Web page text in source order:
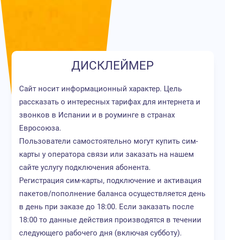
ДИСКЛЕЙМЕР
Сайт носит информационный характер. Цель
рассказать о интересных тарифах для интернета и
звонков в Испании и в роуминге в странах
Евросоюза.
Пользователи самостоятельно могут купить сим-
карты у оператора связи или заказать на нашем
сайте услугу подключения абонента.
Регистрация сим-карты, подключение и активация
пакетов/пополнение баланса осуществляется день
в день при заказе до 18:00. Если заказать после
18:00 то данные действия производятся в течении
следующего рабочего дня (включая субботу).